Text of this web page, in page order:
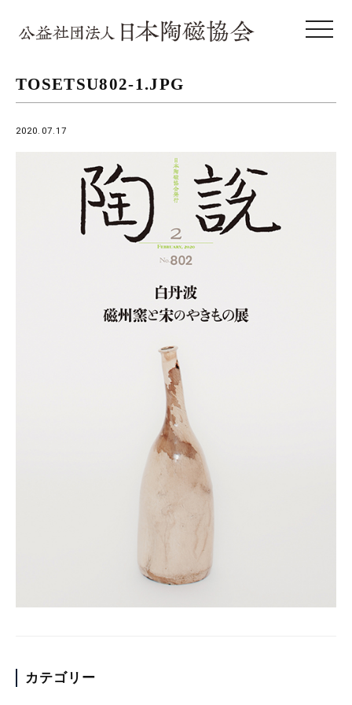
toggle
TOSETSU802-1.JPG
2020.07.17
カテゴリー